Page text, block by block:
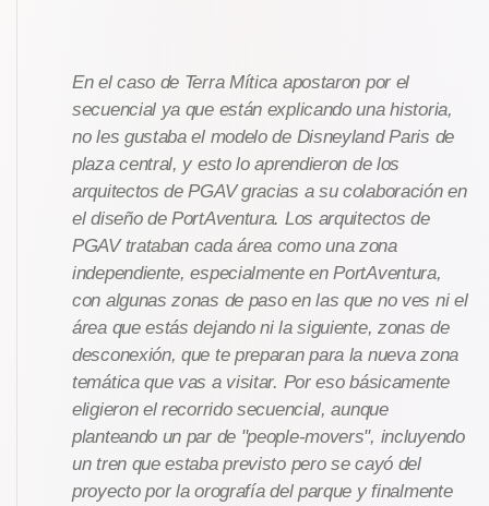
En el caso de Terra Mítica apostaron por el
secuencial ya que están explicando una historia,
no les gustaba el modelo de Disneyland Paris de
plaza central, y esto lo aprendieron de los
arquitectos de PGAV gracias a su colaboración en
el diseño de PortAventura. Los arquitectos de
PGAV trataban cada área como una zona
independiente, especialmente en PortAventura,
con algunas zonas de paso en las que no ves ni el
área que estás dejando ni la siguiente, zonas de
desconexión, que te preparan para la nueva zona
temática que vas a visitar. Por eso básicamente
eligieron el recorrido secuencial, aunque
planteando un par de "people-movers", incluyendo
un tren que estaba previsto pero se cayó del
proyecto por la orografía del parque y finalmente